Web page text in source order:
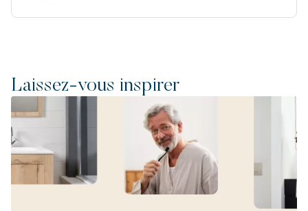
Laissez-vous inspirer